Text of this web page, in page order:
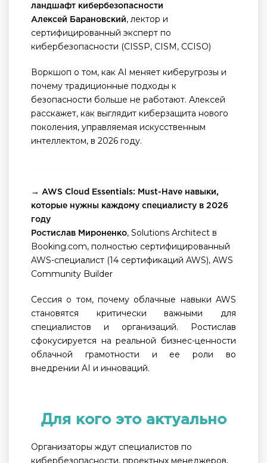
ландшафт кибербезопасности
Алексей Барановский, лектор и
сертифицированный эксперт по
кибербезопасности (CISSP, CISM, CCISO)
Воркшоп о том, как AI меняет киберугрозы и
почему традиционные подходы к
безопасности больше не работают. Алексей
расскажет, как выглядит киберзащита нового
поколения, управляемая искусственным
интеллектом, в 2026 году.
→ AWS Cloud Essentials: Must-Have навыки,
которые нужны каждому специалисту в 2026
году
Ростислав Мироненко, Solutions Architect в
Booking.com, полностью сертифицированный
AWS-специалист (14 сертификаций AWS), AWS
Community Builder
Сессия о том, почему облачные навыки AWS
становятся критически важными для
специалистов и организаций. Ростислав
сфокусируется на реальной бизнес-ценности
облачной грамотности и ее роли во
внедрении AI и инноваций.
Для кого это актуально
Организаторы ждут специалистов по
кибербезопасности, проектных менеджеров,